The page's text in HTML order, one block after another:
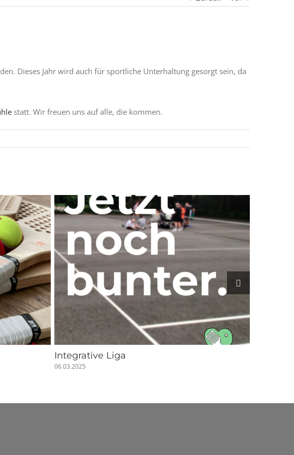
Dieses Jahr wird auch für sportliche Unterhaltung gesorgt sein, da
statt. Wir freuen uns auf alle, die kommen.
Integrative Liga
06.03.2025